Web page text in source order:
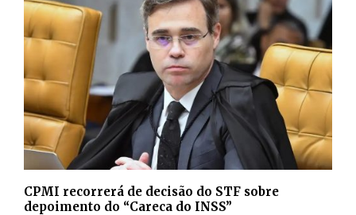
CPMI recorrerá de decisão do STF sobre
depoimento do “Careca do INSS”